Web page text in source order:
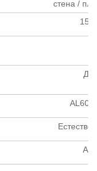
стена /
15-
До